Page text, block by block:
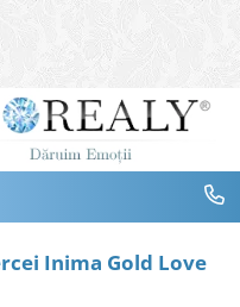
Inima Gold Love